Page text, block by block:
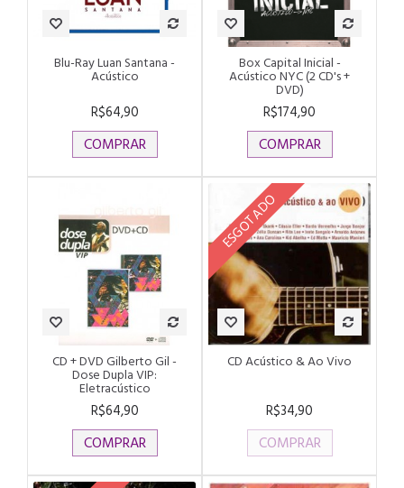
Blu-Ray Luan Santana -
Acústico
R$64,90
COMPRAR
Box Capital Inicial -
Acústico NYC (2 CD's +
DVD)
R$174,90
COMPRAR
CD + DVD Gilberto Gil -
Dose Dupla VIP:
Eletracústico
R$64,90
COMPRAR
ESGOTADO
CD Acústico & Ao Vivo
R$34,90
COMPRAR